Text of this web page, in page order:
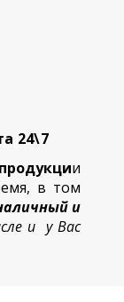
24\7
и
в том
и
и у Вас